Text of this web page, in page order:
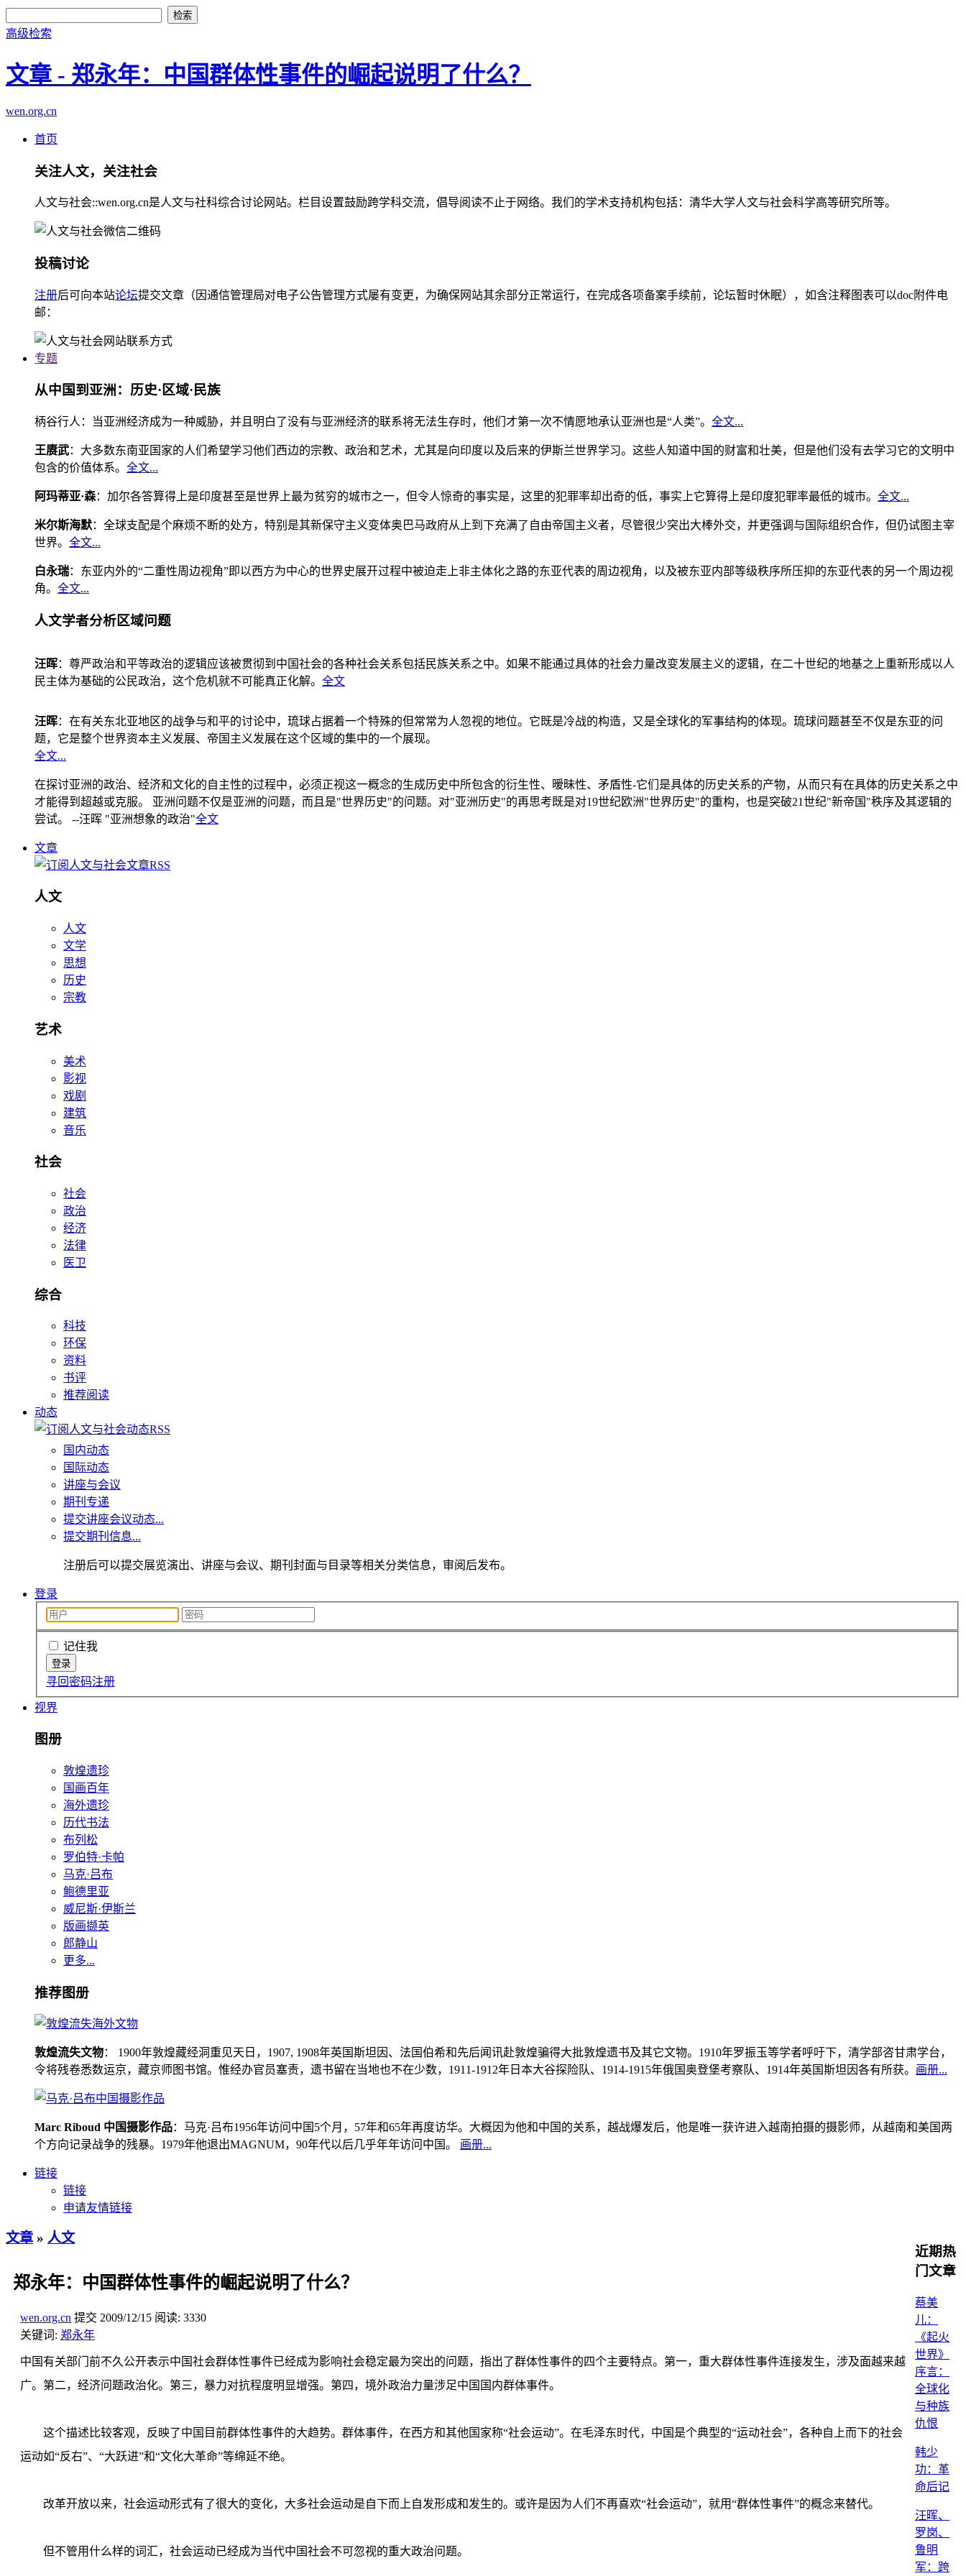
高级检索
文章 - 郑永年：中国群体性事件的崛起说明了什么？
wen.org.cn
首页
关注人文，关注社会
人文与社会::wen.org.cn是人文与社科综合讨论网站。栏目设置鼓励跨学科交流，倡导阅读不止于网络。我们的学术支持机构包括：清华大学人文与社会科学高等研究所等。
投稿讨论
注册后可向本站论坛提交文章（因通信管理局对电子公告管理方式屡有变更，为确保网站其余部分正常运行，在完成各项备案手续前，论坛暂时休眠），如含注释图表可以doc附件电
邮：
专题
从中国到亚洲：历史·区域·民族
柄谷行人：当亚洲经济成为一种威胁，并且明白了没有与亚洲经济的联系将无法生存时，他们才第一次不情愿地承认亚洲也是“人类”。 全文...
王赓武：大多数东南亚国家的人们希望学习他们西边的宗教、政治和艺术，尤其是向印度以及后来的伊斯兰世界学习。这些人知道中国的财富和壮美，但是他们没有去学习它的文明中
包含的价值体系。 全文...
阿玛蒂亚·森：加尔各答算得上是印度甚至是世界上最为贫穷的城市之一，但令人惊奇的事实是，这里的犯罪率却出奇的低，事实上它算得上是印度犯罪率最低的城市。 全文...
米尔斯海默：全球支配是个麻烦不断的处方，特别是其新保守主义变体奥巴马政府从上到下充满了自由帝国主义者，尽管很少突出大棒外交，并更强调与国际组织合作，但仍试图主宰
世界。 全文...
白永瑞：东亚内外的“二重性周边视角”即以西方为中心的世界史展开过程中被迫走上非主体化之路的东亚代表的周边视角，以及被东亚内部等级秩序所压抑的东亚代表的另一个周边视
角。 全文...
人文学者分析区域问题
汪晖：尊严政治和平等政治的逻辑应该被贯彻到中国社会的各种社会关系包括民族关系之中。如果不能通过具体的社会力量改变发展主义的逻辑，在二十世纪的地基之上重新形成以人
民主体为基础的公民政治，这个危机就不可能真正化解。 全文
汪晖：在有关东北亚地区的战争与和平的讨论中，琉球占据着一个特殊的但常常为人忽视的地位。它既是冷战的构造，又是全球化的军事结构的体现。琉球问题甚至不仅是东亚的问
题，它是整个世界资本主义发展、帝国主义发展在这个区域的集中的一个展现。
全文...
在探讨亚洲的政治、经济和文化的自主性的过程中，必须正视这一概念的生成历史中所包含的衍生性、暧昧性、矛盾性-它们是具体的历史关系的产物，从而只有在具体的历史关系之中
才能得到超越或克服。 亚洲问题不仅是亚洲的问题，而且是"世界历史"的问题。对"亚洲历史"的再思考既是对19世纪欧洲"世界历史"的重构，也是突破21世纪"新帝国"秩序及其逻辑的
尝试。 --汪晖 "亚洲想象的政治"全文
文章
人文
人文
文学
思想
历史
宗教
艺术
美术
影视
戏剧
建筑
音乐
社会
社会
政治
经济
法律
医卫
综合
科技
环保
资料
书评
推荐阅读
动态
国内动态
国际动态
讲座与会议
期刊专递
提交讲座会议动态...
提交期刊信息...
注册后可以提交展览演出、讲座与会议、期刊封面与目录等相关分类信息，审阅后发布。
登录
记住我
寻回密码注册
视界
图册
敦煌遗珍
国画百年
海外遗珍
历代书法
布列松
罗伯特·卡帕
马克·吕布
鲍德里亚
威尼斯·伊斯兰
版画撷英
郎静山
更多...
推荐图册
敦煌流失文物： 1900年敦煌藏经洞重见天日，1907, 1908年英国斯坦因、法国伯希和先后闻讯赴敦煌骗得大批敦煌遗书及其它文物。1910年罗振玉等学者呼吁下，清学部咨甘肃学台，
令将残卷悉数运京，藏京师图书馆。惟经办官员塞责，遗书留在当地也不在少数，1911-1912年日本大谷探险队、1914-1915年俄国奥登堡考察队、1914年英国斯坦因各有所获。 画册...
Marc Riboud 中国摄影作品：马克·吕布1956年访问中国5个月，57年和65年再度访华。大概因为他和中国的关系，越战爆发后，他是唯一获许进入越南拍摄的摄影师，从越南和美国两
个方向记录战争的残暴。1979年他退出MAGNUM，90年代以后几乎年年访问中国。 画册...
链接
链接
申请友情链接
文章 » 人文
郑永年：中国群体性事件的崛起说明了什么？
wen.org.cn 提交 2009/12/15 阅读: 3330
关键词: 郑永年
中国有关部门前不久公开表示中国社会群体性事件已经成为影响社会稳定最为突出的问题，指出了群体性事件的四个主要特点。第一，重大群体性事件连接发生，涉及面越来越
广。第二，经济问题政治化。第三，暴力对抗程度明显增强。第四，境外政治力量涉足中国国内群体事件。
这个描述比较客观，反映了中国目前群体性事件的大趋势。群体事件，在西方和其他国家称“社会运动”。在毛泽东时代，中国是个典型的“运动社会”，各种自上而下的社会
运动如“反右”、“大跃进”和“文化大革命”等绵延不绝。
改革开放以来，社会运动形式有了很大的变化，大多社会运动是自下而上自发形成和发生的。或许是因为人们不再喜欢“社会运动”，就用“群体性事件”的概念来替代。
但不管用什么样的词汇，社会运动已经成为当代中国社会不可忽视的重大政治问题。
近期热
门文章
蔡美
儿：
《起火
世界》
序言：
全球化
与种族
仇恨
韩少
功：革
命后记
汪晖、
罗岗、
鲁明
军：跨